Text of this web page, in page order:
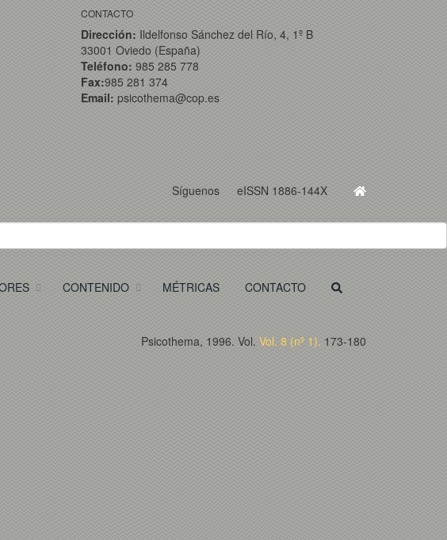
CONTACTO
Dirección: Ildelfonso Sánchez del Río, 4, 1º B
33001 Oviedo (España)
Teléfono: 985 285 778
Fax:985 281 374
Email: psicothema@cop.es
Síguenos eISSN 1886-144X
CONTENIDO MÉTRICAS CONTACTO
Psicothema, 1996. Vol. Vol. 8 (nº 1). 173-180